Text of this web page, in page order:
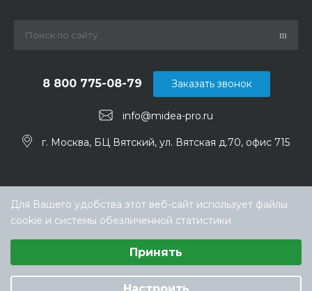
info@midea-pro.ru
8 800 775-08-79
г. Москва, БЦ Вятский, ул. Вятская д.70, офис 715
Заказать звонок
дилер Midea в России
Для Вашего удобства этот веб-сайт использует файлы
cookie и системы обезличенной статистики.
Принять